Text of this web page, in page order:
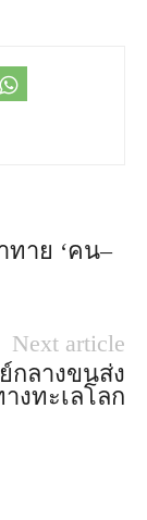
ทาย ‘คน–
Next article
กลางขนส่ง
งทะเลโลก